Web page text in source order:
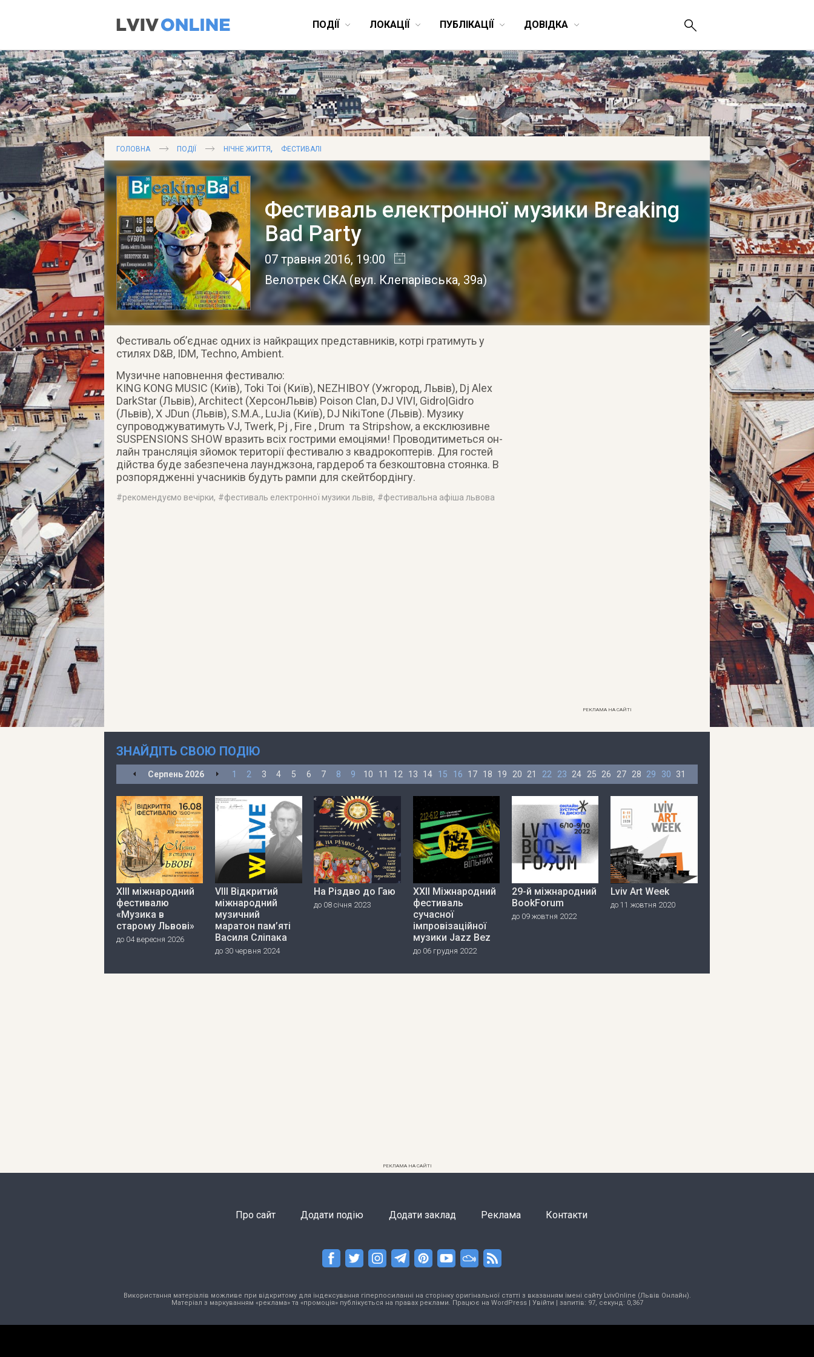
ПОДІЇ ЛОКАЦІЇ ПУБЛІКАЦІЇ ДОВІДКА
ГОЛОВНА ПОДІЇ НІЧНЕ ЖИТТЯ, ФЕСТИВАЛІ
Фестиваль електронної музики Breaking
Bad Party
07 травня 2016, 19:00
Велотрек СКА (вул. Клепарівська, 39а)
Фестиваль об’єднає одних із найкращих представників, котрі гратимуть у
стилях D&B, IDM, Techno, Ambient.
Музичне наповнення фестивалю:
KING KONG MUSIС (Київ), Toki Toi (Київ), NEZHIBOY (Ужгород, ­Львів), Dj Alex
DarkStar (Львів), Architect (Херсон­Львів) Poison Clan, DJ VIVI, Gidro|Gidro
(Львів), X J­Dun (Львів), S.M.A., LuJia (Київ), DJ NikiTone (Львів). Музику
супроводжуватимуть VJ­, Twerk­, Pj­ , Fire ­, Drum ­ та Strip­show, а ексклюзивне
SUSPENSIONS SHOW вразить всіх гострими емоціями! Проводитиметься он­
лайн трансляція зйомок території фестивалю з квадрокоптерів. Для гостей
дійства буде забезпечена лаундж­зона, гардероб та безкоштовна стоянка. В
розпорядженні учасників будуть рампи для скейтбордінгу.
#рекомендуємо вечірки, #фестиваль електронної музики львів, #фестивальна афіша львова
РЕКЛАМА НА САЙТІ
ЗНАЙДІТЬ СВОЮ ПОДІЮ
Серпень 2026 1 2 3 4 5 6 7 8 9 10 11 12 13 14 15 16 17 18 19 20 21 22 23 24 25 26 27 28 29 30 31
ХІІІ міжнародний
фестивалю
«Музика в
старому Львові»
до 04 вересня 2026
VIII Відкритий
міжнародний
музичний
маратон пам’яті
Василя Сліпака
до 30 червня 2024
На Різдво до Гаю
до 08 січня 2023
ХХІІ Міжнародний
фестиваль
сучасної
імпровізаційної
музики Jazz Bez
до 06 грудня 2022
29-й міжнародний
BookForum
до 09 жовтня 2022
Lviv Art Week
до 11 жовтня 2020
РЕКЛАМА НА САЙТІ
Про сайт Додати подію Додати заклад Реклама Контакти
Використання матеріалів можливе при відкритому для індексування гіперпосиланні на сторінку оригінальної статті з вказанням імені сайту LvivOnline (Львів Онлайн).
Матеріал з маркуванням «реклама» та «промоція» публікується на правах реклами. Працює на WordPress| Увійти | запитів: 97, секунд: 0,367